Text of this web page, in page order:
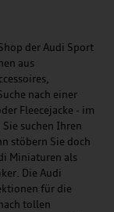
der Audi Sport
aus
nach einer
Fleecejacke - im
suchen Ihren
stöbern Sie doch
Miniaturen als
Die Audi
für die
tollen